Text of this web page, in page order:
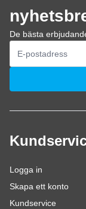
De bästa
E-postadress
Logga in
Skapa ett konto
Kundservice